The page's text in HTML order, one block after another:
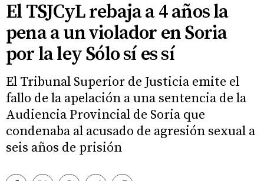
El TSJCyL rebaja a 4 años la
pena a un violador en Soria
por la ley Sólo sí es sí
El Tribunal Superior de Justicia emite el
fallo de la apelación a una sentencia de la
Audiencia Provincial de Soria que
condenaba al acusado de agresión sexual a
seis años de prisión